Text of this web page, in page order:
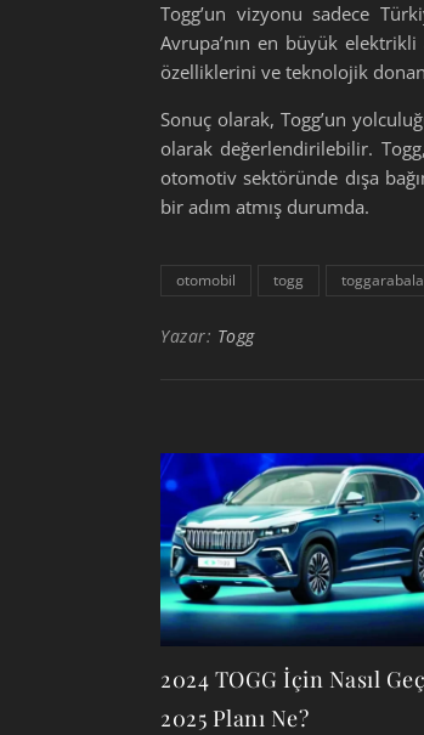
Togg’un vizyonu sadece
Avrupa’nın en büyük
özelliklerini ve teknolojik
Sonuç olarak, Togg’un
olarak değerlendirilebilir.
otomotiv sektöründe dışa
bir adım atmış durumda.
otomobil togg
Yazar: Togg
2024 TOGG İçin Nasıl
2025 Planı Ne?